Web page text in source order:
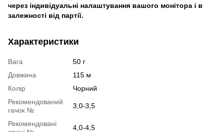
через індивідуальні налаштування вашого монітора і в
залежності від партії.
Характеристики
Вага
50 г
Довжина
115 м
Колір
Чорний
Рекомендований
гачок №
3,0-3,5
Рекомендовані
4,0-4,5